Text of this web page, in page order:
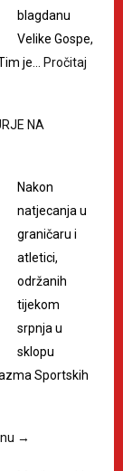
blagdanu
Velike Gospe,
je…
Pročitaj
NA
Nakon
natjecanja u
graničaru i
atletici,
održanih
tijekom
srpnja u
sklopu
Sportskih
→